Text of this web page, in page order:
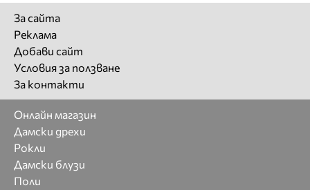
За сайта
Реклама
Добави сайт
Условия за ползване
За контакти
Онлайн магазин
Дамски дрехи
Рокли
Дамски блузи
Поли